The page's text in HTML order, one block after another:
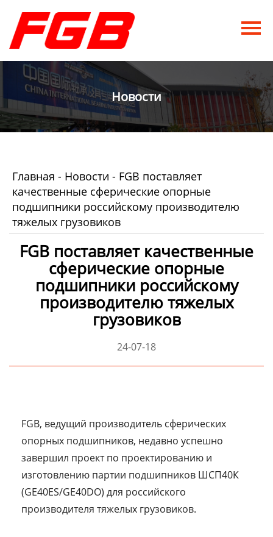
Главная
О Нас
Продукция
Новости
Новости
Главная - Новости - FGB поставляет
качественные сферические опорные
подшипники российскому производителю
тяжелых грузовиков
FGB поставляет качественные
сферические опорные
подшипники российскому
производителю тяжелых
грузовиков
24-07-18
FGB, ведущий производитель сферических
опорных подшипников, недавно успешно
завершил проект по проектированию и
изготовлению партии подшипников ШСП40К
(GE40ES/GE40DO) для российского
производителя тяжелых грузовиков.